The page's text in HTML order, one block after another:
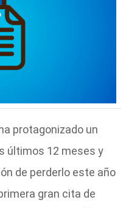
protagonizado un
últimos 12 meses y
de perderlo este año
gran cita de